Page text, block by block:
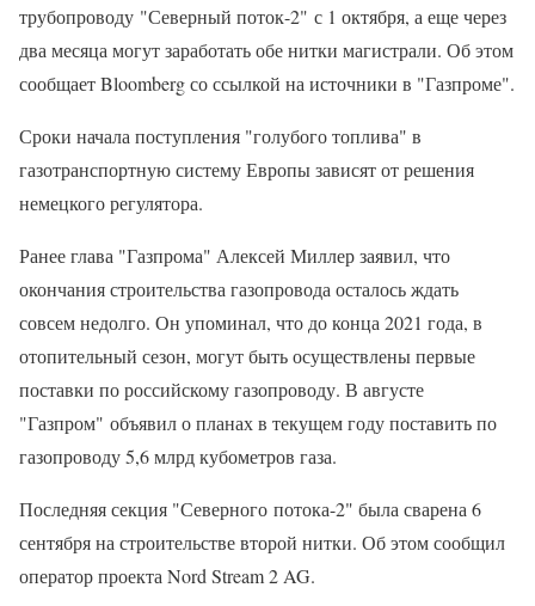
трубопроводу "Северный поток-2" с 1 октября, а еще через
два месяца могут заработать обе нитки магистрали. Об этом
сообщает Bloomberg со ссылкой на источники в "Газпроме".
Сроки начала поступления "голубого топлива" в
газотранспортную систему Европы зависят от решения
немецкого регулятора.
Ранее глава "Газпрома" Алексей Миллер заявил, что
окончания строительства газопровода осталось ждать
совсем недолго. Он упоминал, что до конца 2021 года, в
отопительный сезон, могут быть осуществлены первые
поставки по российскому газопроводу. В августе
"Газпром" объявил о планах в текущем году поставить по
газопроводу 5,6 млрд кубометров газа.
Последняя секция "Северного потока-2" была сварена 6
сентября на строительстве второй нитки. Об этом сообщил
оператор проекта Nord Stream 2 AG.